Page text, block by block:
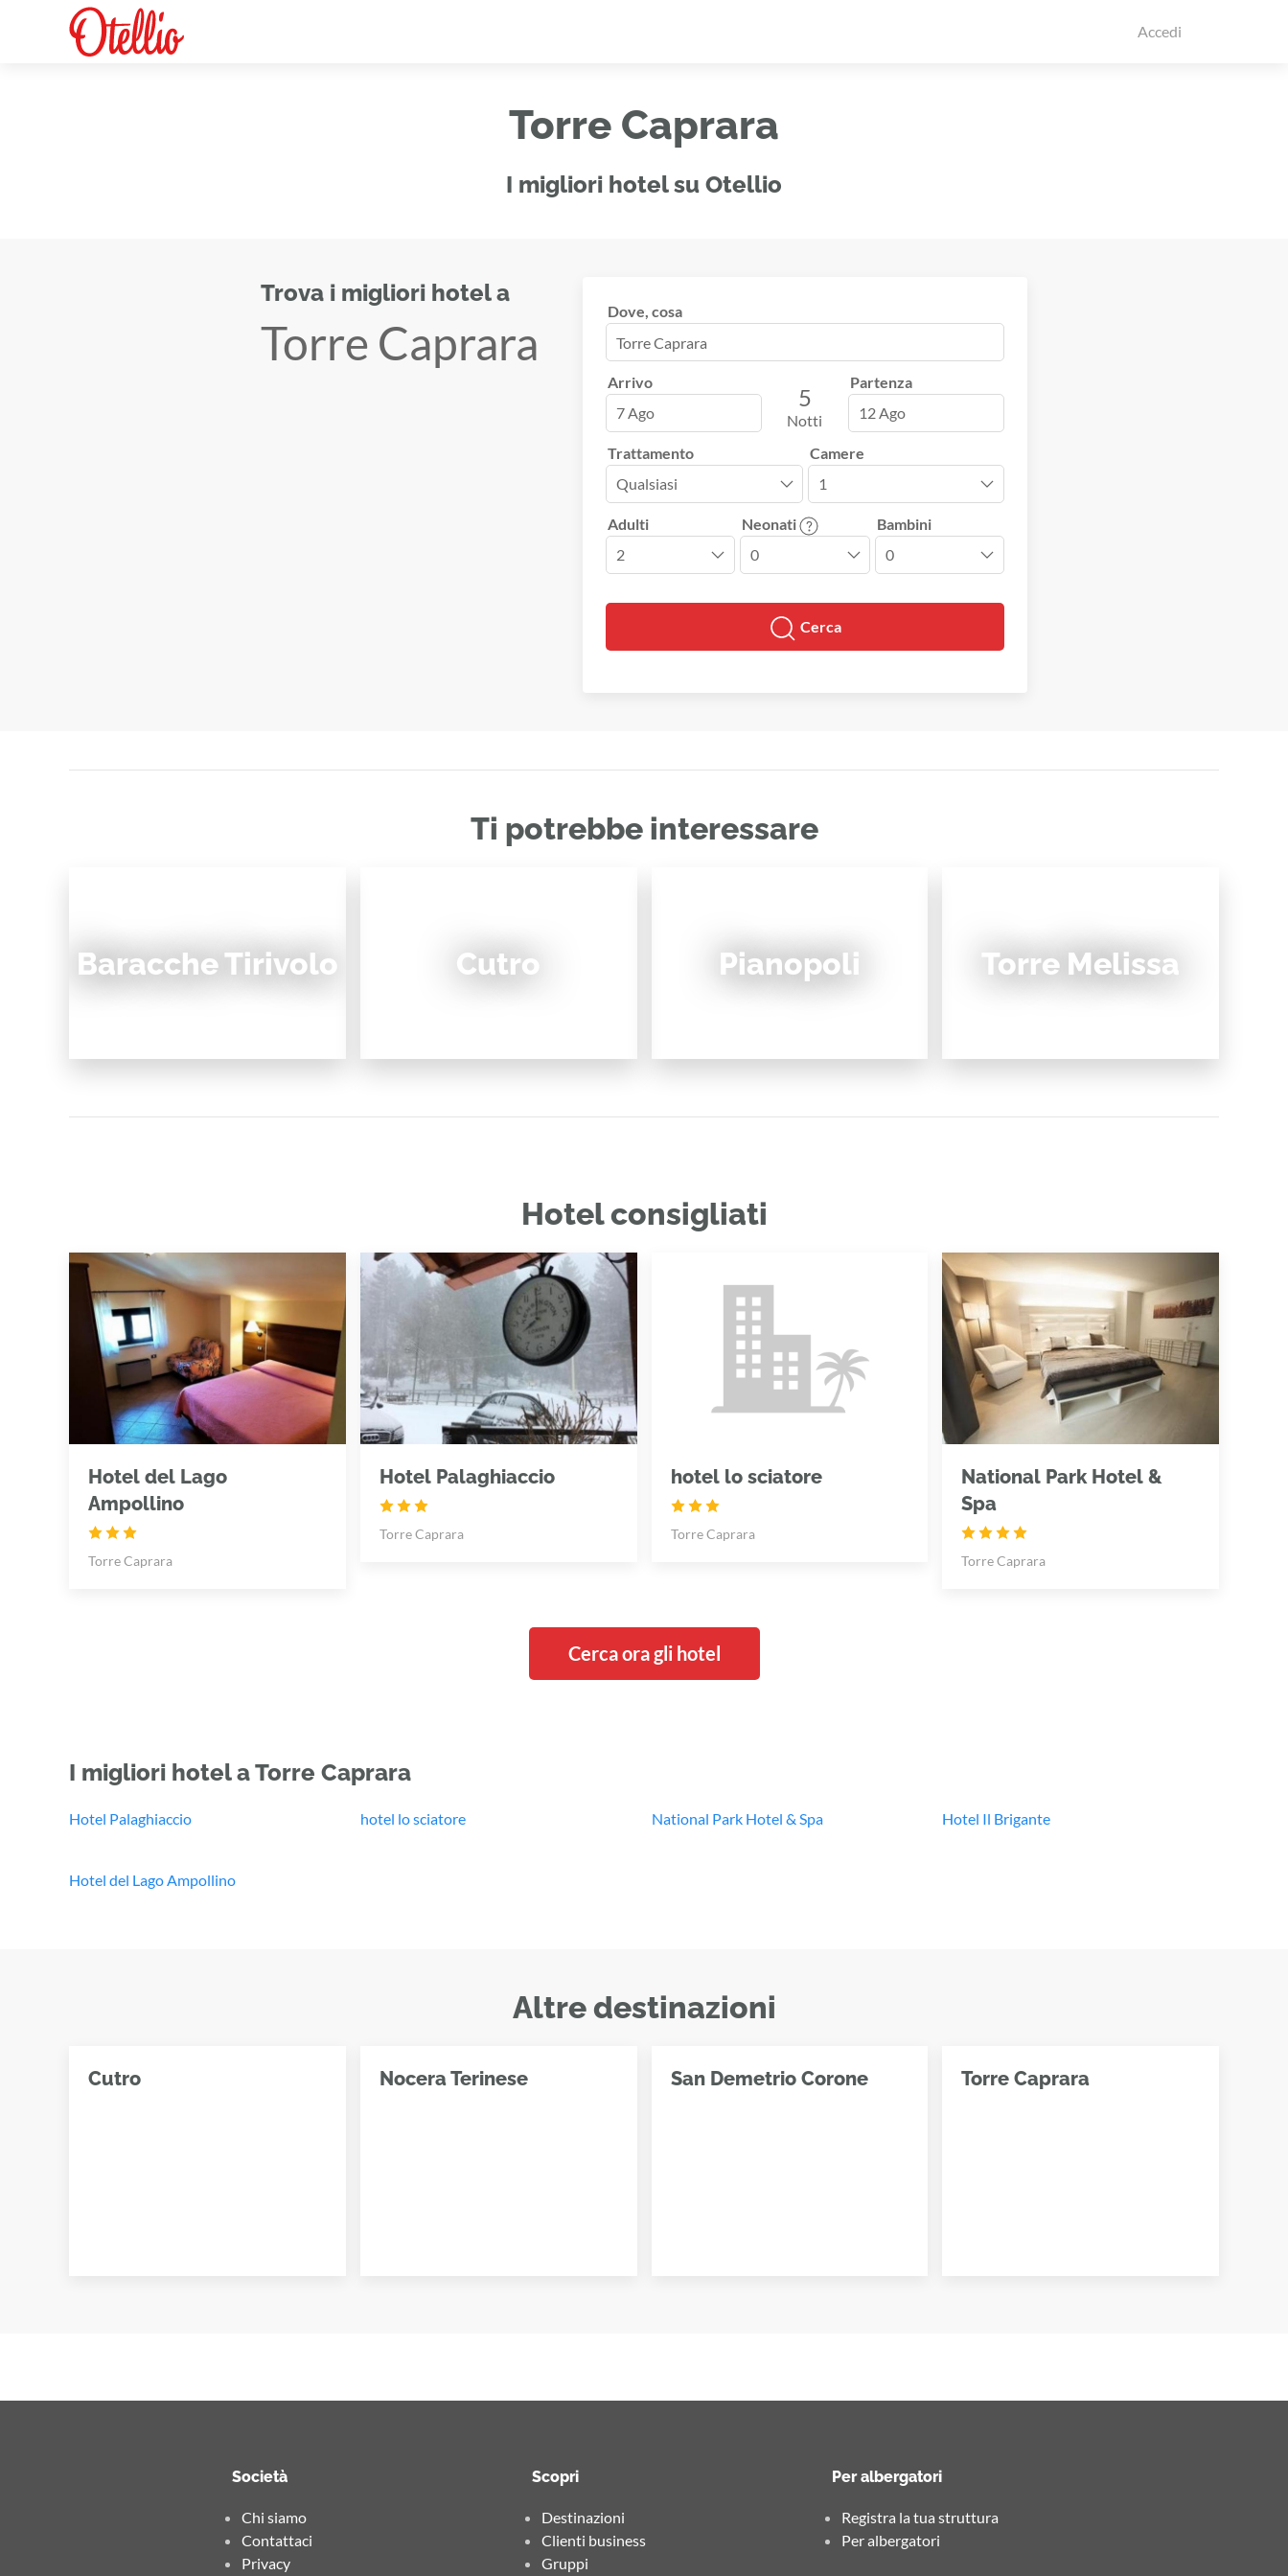
Accedi
Torre Caprara
I migliori hotel su Otellio
Trova i migliori hotel a
Torre Caprara
Dove, cosa
Arrivo
7 Ago
5
Notti
Partenza
12 Ago
Trattamento Camere
Adulti Neonati Bambini
Cerca
Ti potrebbe interessare
Baracche Tirivolo Cutro Pianopoli Torre Melissa
Hotel consigliati
Hotel del Lago
Ampollino
Torre Caprara
Hotel Palaghiaccio
Torre Caprara
hotel lo sciatore
Torre Caprara
National Park Hotel &
Spa
Torre Caprara
Cerca ora gli hotel
I migliori hotel a Torre Caprara
Hotel Palaghiaccio
Hotel del Lago Ampollino
hotel lo sciatore National Park Hotel & Spa Hotel Il Brigante
Altre destinazioni
Cutro Nocera Terinese San Demetrio Corone Torre Caprara
Società
Chi siamo
Contattaci
Privacy
Scopri
Destinazioni
Clienti business
Gruppi
Per albergatori
Registra la tua struttura
Per albergatori